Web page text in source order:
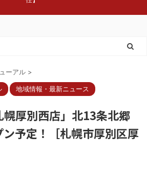
ーアル >
地域情報・最新ニュース
幌厚別西店」北13条北郷
予定！［札幌市厚別区厚